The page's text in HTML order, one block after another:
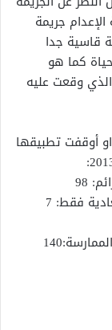
جريمة
قاسية جدا
كما هو
وقعت عليه
أوقفت تطبيقها
98
فقط: 7